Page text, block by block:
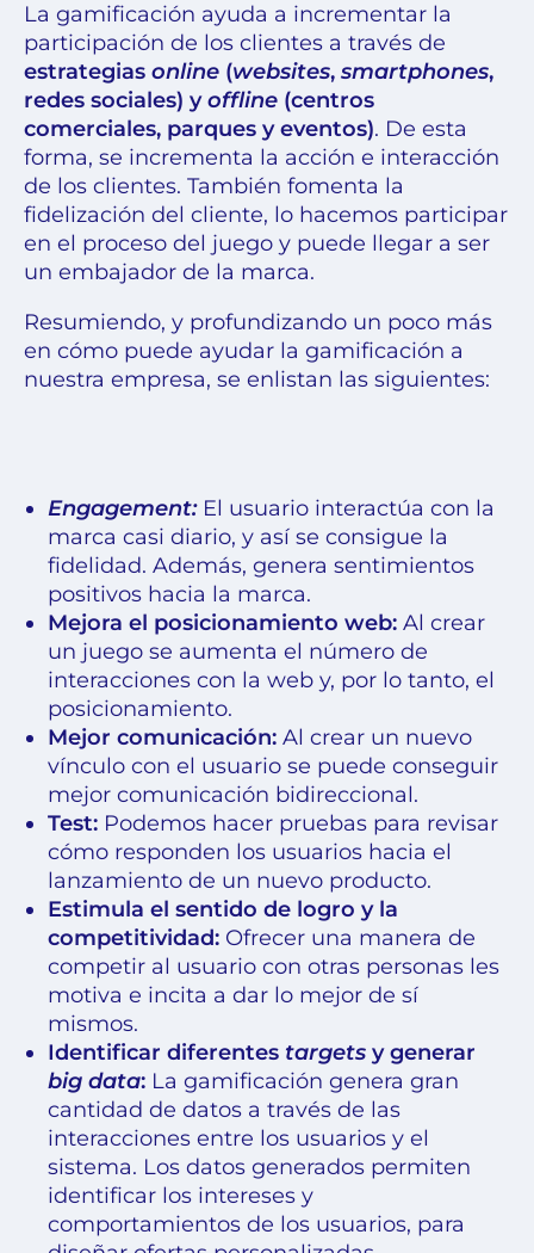
La gamificación ayuda a incrementar la
participación de los clientes a través de
estrategias online (websites, smartphones,
redes sociales) yoffline (centros
comerciales, parques y eventos). De esta
forma, se incrementa la acción e interacción
de los clientes. También fomenta la
fidelización del cliente, lo hacemos participar
en el proceso del juego y puede llegar a ser
un embajador de la marca.
Resumiendo, y profundizando un poco más
en cómo puede ayudar la gamificación a
nuestra empresa, se enlistan las siguientes:
Engagement:El usuario interactúa con la
marca casi diario, y así se consigue la
fidelidad. Además, genera sentimientos
positivos hacia la marca.
Mejora el posicionamiento web: Al crear
un juego se aumenta el número de
interacciones con la web y, por lo tanto, el
posicionamiento.
Mejor comunicación: Al crear un nuevo
vínculo con el usuario se puede conseguir
mejor comunicación bidireccional.
Test: Podemos hacer pruebas para revisar
cómo responden los usuarios hacia el
lanzamiento de un nuevo producto.
Estimula el sentido de logro y la
competitividad: Ofrecer una manera de
competir al usuario con otras personas les
motiva e incita a dar lo mejor de sí
mismos.
Identificar diferentes targets y generar
big data: La gamificación genera gran
cantidad de datos a través de las
interacciones entre los usuarios y el
sistema. Los datos generados permiten
identificar los intereses y
comportamientos de los usuarios, para